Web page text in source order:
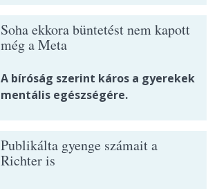
Soha ekkora büntetést nem kapott
még a Meta
A bíróság szerint káros a gyerekek
mentális egészségére.
Publikálta gyenge számait a
Richter is